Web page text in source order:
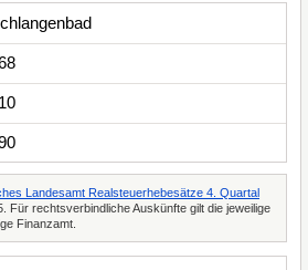
Landesamt Realsteuerhebesätze 4. Quartal
Für rechtsverbindliche Auskünfte gilt die jeweilige
Finanzamt.